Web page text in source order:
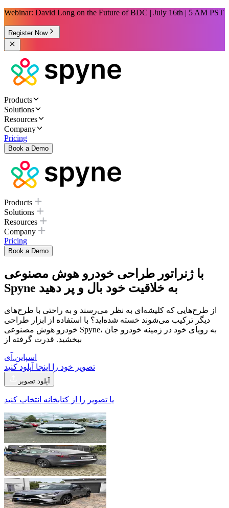
Webinar: David Long on the Future of BDC | July 16th | 5 AM PST
Register Now
Products
Solutions
Resources
Company
Pricing
Book a Demo
Products
Solutions
Resources
Company
Pricing
Book a Demo
با ژنراتور طراحی خودرو هوش مصنوعی
Spyne به خلاقیت خود بال و پر دهید
از طرح‌هایی که کلیشه‌ای به نظر می‌رسند و به راحتی با طرح‌های
دیگر ترکیب می‌شوند خسته شده‌اید؟ با استفاده از ابزار طراحی
خودرو هوش مصنوعی Spyne، به رویای خود در زمینه خودرو جان
ببخشید. قدرت گرفته از
اسپاین.آی
تصویر خود را اینجا آپلود کنید
آپلود تصویر
یا تصویر را از کتابخانه انتخاب کنید